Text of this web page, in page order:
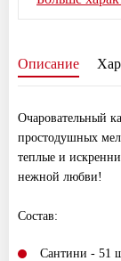
Описание
Очаровательный
простодушных
теплые и
нежной любви!
Состав:
Сантини - 51